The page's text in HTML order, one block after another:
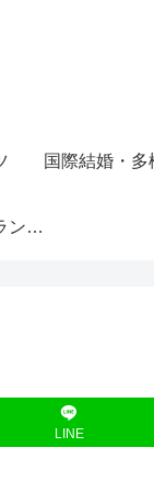
結婚後のライフプランと将来設計
LINE